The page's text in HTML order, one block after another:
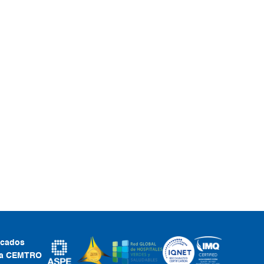
CEMTRO